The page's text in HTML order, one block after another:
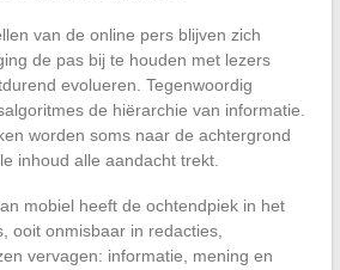
van de online pers blijven zich
de pas bij te houden met lezers
evolueren. Tegenwoordig
de hiërarchie van informatie.
worden soms naar de achtergrond
inhoud alle aandacht trekt.
mobiel heeft de ochtendpiek in het
ooit onmisbaar in redacties,
vervagen: informatie, mening en